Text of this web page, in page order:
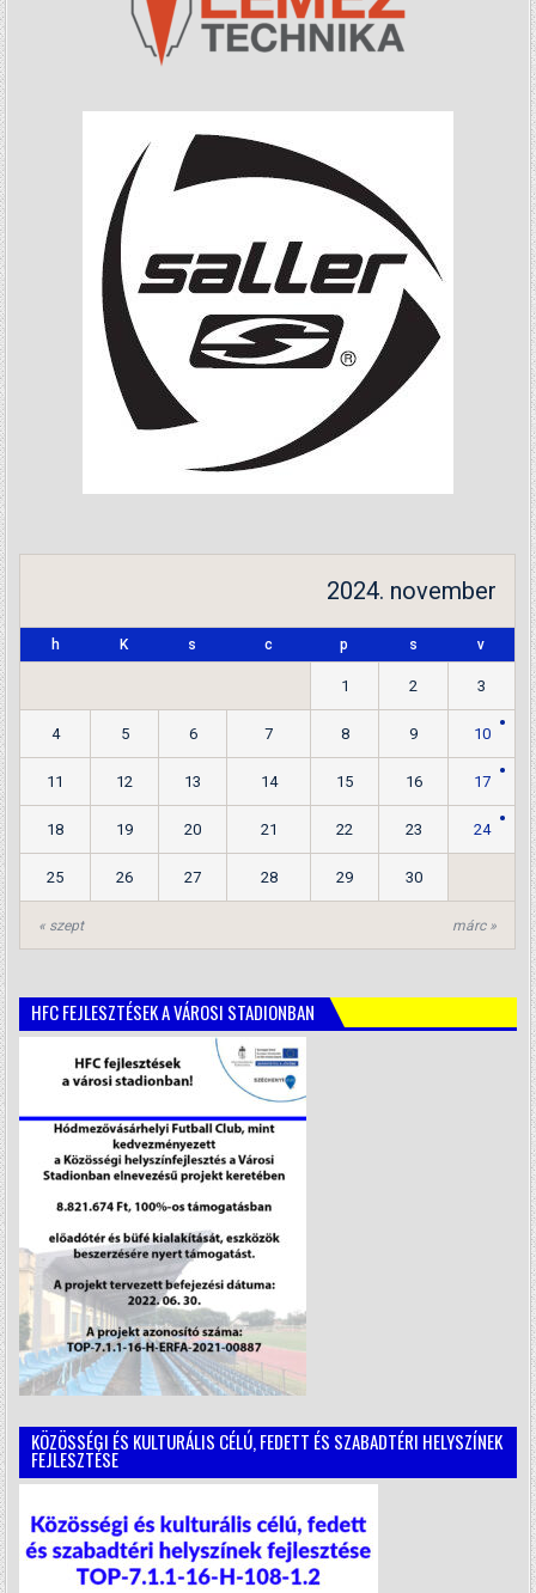
2024. november
h K s c p s v
« szept márc »
1 2 3
4 5 6 7 8 9 10
11 12 13 14 15 16 17
18 19 20 21 22 23 24
25 26 27 28 29 30
HFC FEJLESZTÉSEK A VÁROSI STADIONBAN
KÖZÖSSÉGI ÉS KULTURÁLIS CÉLÚ, FEDETT ÉS SZABADTÉRI HELYSZÍNEK
FEJLESZTÉSE